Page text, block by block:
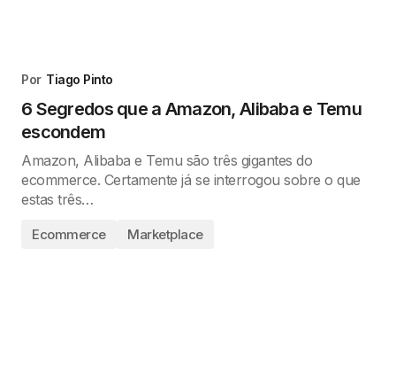
Por Tiago Pinto
6 Segredos que a Amazon, Alibaba e Temu
escondem
Amazon, Alibaba e Temu são três gigantes do
ecommerce. Certamente já se interrogou sobre o que
estas três…
Ecommerce Marketplace